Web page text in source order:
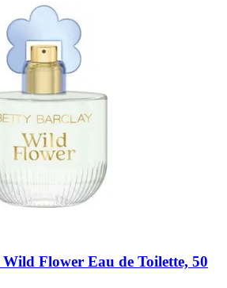
Wild Flower Eau de Toilette, 50